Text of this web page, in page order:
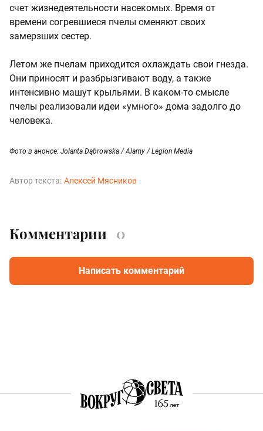
счет жизнедеятельности насекомых. Время от
времени согревшиеся пчелы сменяют своих
замерзших сестер.
Летом же пчелам приходится охлаждать свои гнезда.
Они приносят и разбрызгивают воду, а также
интенсивно машут крыльями. В каком-то смысле
пчелы реализовали идеи «умного» дома задолго до
человека.
Фото в анонсе: Jolanta Dąbrowska / Alamy / Legion Media
Автор текста: Алексей Мясников
Комментарии 0
Написать комментарий